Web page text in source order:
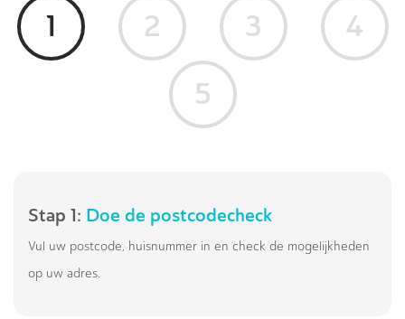
1 2 3
4
5
Stap 1: Doe de postcodecheck
Vul uw postcode, huisnummer in en check de mogelijkheden
op uw adres.